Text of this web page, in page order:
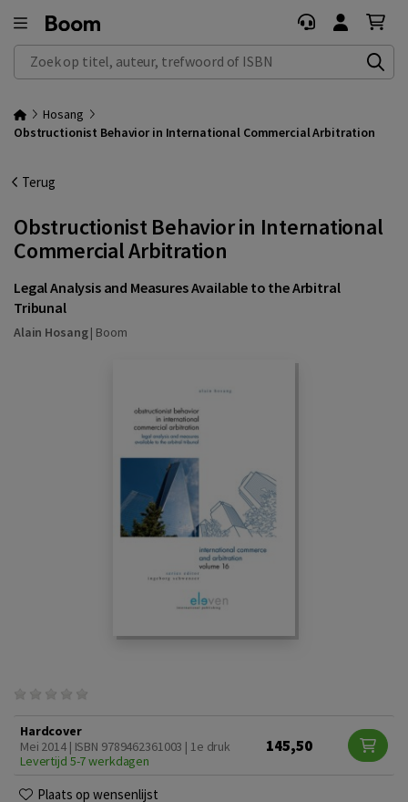
Zoek op titel, auteur, trefwoord of ISBN
Hosang
Obstructionist Behavior in International Commercial Arbitration
Terug
Obstructionist Behavior in International
Commercial Arbitration
Legal Analysis and Measures Available to the Arbitral
Tribunal
Alain Hosang| Boom
Hardcover
Mei 2014 | ISBN 9789462361003 | 1e druk
Levertijd 5-7 werkdagen
145,50
Plaats op wensenlijst